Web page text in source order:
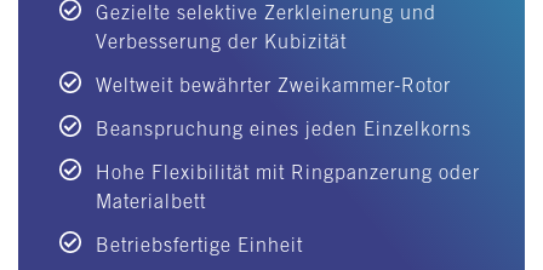
Gezielte selektive Zerkleinerung und
Verbesserung der Kubizität
Weltweit bewährter Zweikammer-Rotor
Beanspruchung eines jeden Einzelkorns
Hohe Flexibilität mit Ringpanzerung oder
Materialbett
Betriebsfertige Einheit